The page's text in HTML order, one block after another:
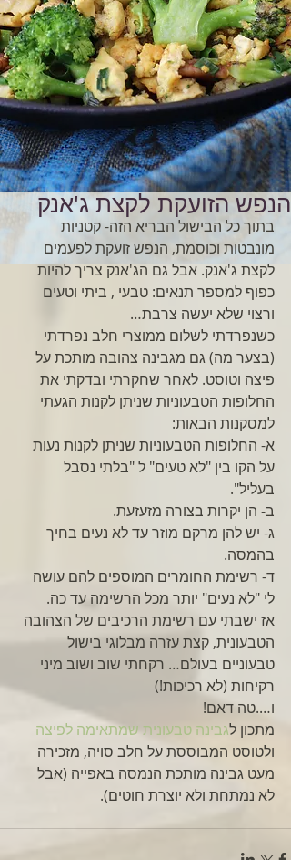
הנפש הזועקת לקצת ג'אנק
בתוך כל הבישול הבריא הזה- קטניות
מונבטות וכוסמת, הנפש זועקת לפעמים
לקצת ג'אנק. אבל גם הג'אנק צריך להיות
כפוף למספר תנאים: טבעי , ביתי וטעים
ורצוי שלא יעשה צרבת…
כשנפרדתי לשלום ממוצרי חלב נפרדתי
(בצער מה) גם מגבינה צהובה מותכת על
פיצה וטוסט. לאחר שחקרתי ובדקתי את
החלופות הטבעוניות שניתן לקנות הגעתי
למסקנות הבאות:
א- החלופות הטבעוניות שניתן לקנות נעות
על הקו בין "לא טעים" ל "בלתי נסבל
בעליל".
ב- הן יקרות בצורה מזעזעת.
ג- יש להן מרקם מוזר עד לא נעים בחיך
בהמסה.
ד- רשימת החומרים המוספים להם עושה
לי "לא נעים" יותר מכל הרשימה עד כה.
אז ישבתי עם רשימת הרכיבים של הצהובה
הטבעונית, קצת עזרה מבלוגי בישול
טבעוניים בעולם… רקחתי שוב ושוב מיני
רקיחות (לא רכיכות!)
ו….טה דאם!
מתכון לגבינה טבעונית שמתאימה לפיצה
ולטוסט המבוססת על חלב סויה, מזכירה
מעט גבינה מותכת הנמסה באפייה (אבל
לא נמתחת ולא יוצרת חוטים).